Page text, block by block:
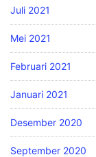
Juli 2021
Mei 2021
Februari 2021
Januari 2021
Desember 2020
September 2020